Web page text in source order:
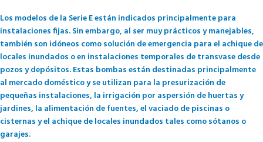
Los modelos de la Serie E están indicados principalmente para
instalaciones fijas. Sin embargo, al ser muy prácticos y manejables,
también son idóneos como solución de emergencia para el achique de
locales inundados o en instalaciones temporales de transvase desde
pozos y depósitos. Estas bombas están destinadas principalmente
al mercado doméstico y se utilizan para la presurización de
pequeñas instalaciones, la irrigación por aspersión de huertas y
jardines, la alimentación de fuentes, el vaciado de piscinas o
cisternas y el achique de locales inundados tales como sótanos o
garajes.